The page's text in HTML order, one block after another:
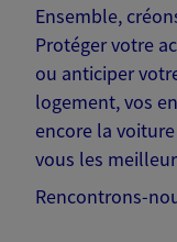
Ensemble,
Protéger votre
ou anticiper
logement, vos
encore la
vous les
Rencontrons-